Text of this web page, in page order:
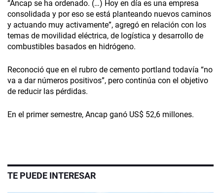
“Ancap se ha ordenado. (…) Hoy en día es una empresa
consolidada y por eso se está planteando nuevos caminos
y actuando muy activamente”, agregó en relación con los
temas de movilidad eléctrica, de logística y desarrollo de
combustibles basados en hidrógeno.
Reconoció que en el rubro de cemento portland todavía “no
va a dar números positivos”, pero continúa con el objetivo
de reducir las pérdidas.
En el primer semestre, Ancap ganó US$ 52,6 millones.
TE PUEDE INTERESAR